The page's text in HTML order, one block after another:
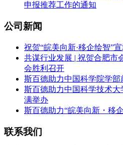
申报推荐工作的通知
公司新闻
祝贺“皖美向新·移企绘智”
共谋行业发展 | 祝贺合肥市
会胜利召开
斯百德助力中国科学院学部
斯百德助力中国科学技术大
满举办
斯百德助力“皖美向新・移
联系我们